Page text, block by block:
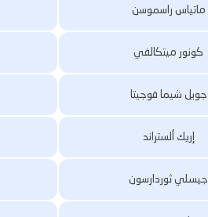
ماتياس راسموسن
كونور ميتكالفي
جويل شيما فوجيتا
إريك ألستراند
جيسلي ثوردارسون